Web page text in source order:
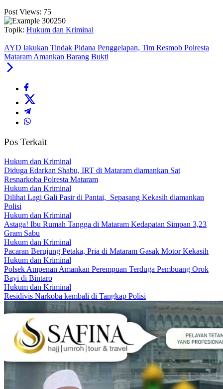
Post Views: 75
Topik: Hukum dan Kriminal
AYD lakukan Tindak Pidana Penggelapan, Tim Resmob Polresta
Mataram Amankan Barang Bukti
Pos Terkait
Hukum dan Kriminal
Diduga Edarkan Shabu, IRT di Mataram diamankan Sat
Resnarkoba Polresta Mataram
Hukum dan Kriminal
Dilihat Lagi Gali Pasir di Pantai, Sepasang Kekasih diamankan
Polisi
Hukum dan Kriminal
Astaga! Ibu Rumah Tangga di Mataram Kedapatan Simpan 3,23
Gram Sabu
Hukum dan Kriminal
Pacaran Berujung Petaka, Pria di Mataram Gasak Motor Kekasih
Hukum dan Kriminal
Polsek Ampenan Amankan Perempuan Terduga Pembuang Orok
Bayi di Bintaro
Hukum dan Kriminal
Residivis Narkoba kembali di Tangkap Polisi